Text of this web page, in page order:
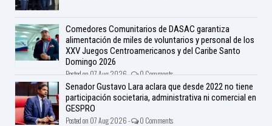
Comedores Comunitarios de DASAC garantiza
alimentación de miles de voluntarios y personal de los
XXV Juegos Centroamericanos y del Caribe Santo
Domingo 2026
Posted on 07 Aug 2026 - 0 Comments
Senador Gustavo Lara aclara que desde 2022 no tiene
participación societaria, administrativa ni comercial en
GESPRO
Posted on 07 Aug 2026 - 0 Comments